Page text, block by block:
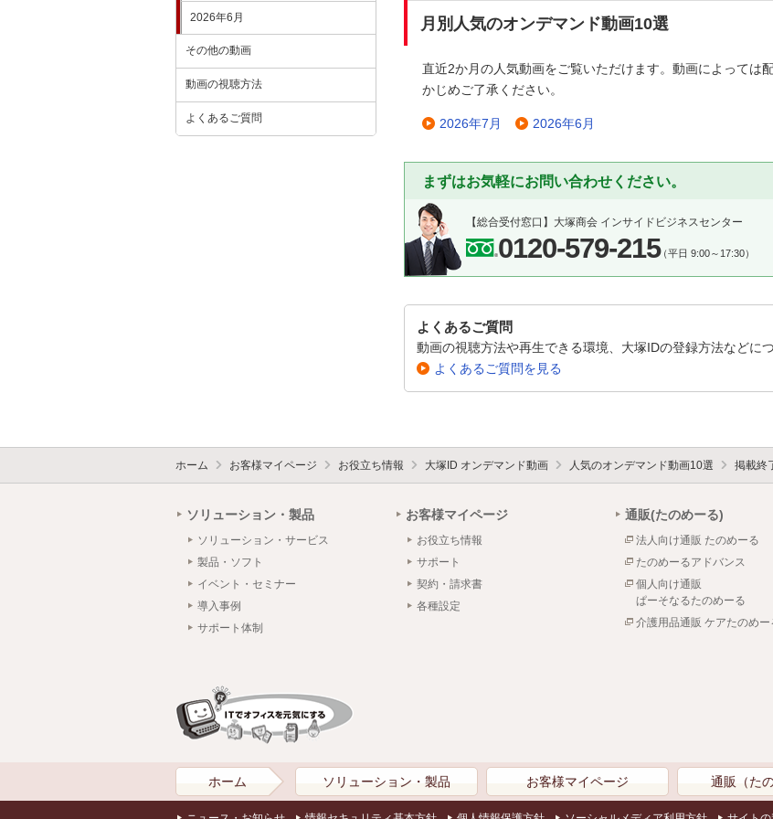
月別人気のオンデマンド動画10選
直近2か月の人気動画をご覧いただけます。動画によっては
かじめご了承ください。
2026年7月 2026年6月
まずはお気軽にお問い合わせください。
【総合受付窓口】 大塚商会 インサイドビジネスセンター
0120-579-215（平日 9:00～17:30）
よくあるご質問
動画の視聴方法や再生できる環境、大塚IDの登録方法などに
よくあるご質問を見る
2026年6月
その他の動画
動画の視聴方法
よくあるご質問
ホーム お客様マイページ お役立ち情報 大塚ID オンデマンド動画 人気のオンデマンド動画10選 掲載終
ソリューション・製品
ソリューション・サービス
製品・ソフト
イベント・セミナー
導入事例
サポート体制
お客様マイページ
お役立ち情報
サポート
契約・請求書
各種設定
通販(たのめーる)
法人向け通販 たのめーる
たのめーるアドバンス
個人向け通販
ぱーそなるたのめーる
介護用品通販 ケアたのめー
ホーム ソリューション・製品 お客様マイページ 通販（た